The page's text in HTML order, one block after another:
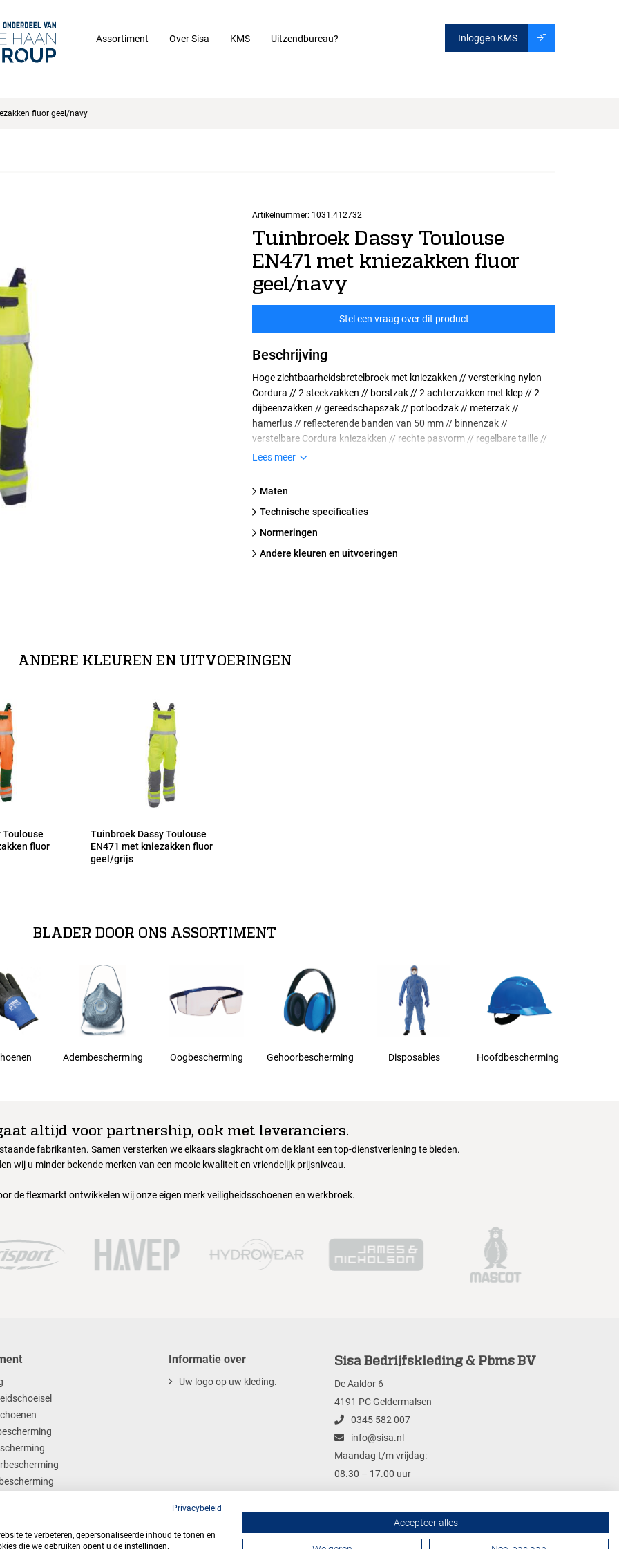
Assortiment Over Sisa KMS Uitzendbureau? Inloggen KMS
fluor geel/navy
Artikelnummer: 1031.412732
Tuinbroek Dassy Toulouse
EN471 met kniezakken fluor
geel/navy
Stel een vraag over dit product
Beschrijving
Hoge zichtbaarheidsbretelbroek met kniezakken // versterking nylon
Cordura // 2 steekzakken // borstzak // 2 achterzakken met klep // 2
dijbeenzakken // gereedschapszak // potloodzak // meterzak //
hamerlus // reflecterende banden van 50 mm // binnenzak //
verstelbare Cordura kniezakken // rechte pasvorm // regelbare taille //
reflecterende banden van 50 mm // drienaaldstiksel // brede zoom
Lees meer
Maten
technische specificaties
normeringen
Andere kleuren en uitvoeringen
ANDERE KLEUREN EN UITVOERINGEN
Toulouse
fluor
Tuinbroek Dassy Toulouse
EN471 met kniezakken fluor
geel/grijs
BLADER DOOR ONS ASSORTIMENT
Adembescherming Oogbescherming Gehoorbescherming Disposables Hoofdbescherming
altijd voor partnership, ook met leveranciers.
fabrikanten. Samen versterken we elkaars slagkracht om de klant een top-dienstverlening te bieden.
wij u minder bekende merken van een mooie kwaliteit en vriendelijk prijsniveau.
de flexmarkt ontwikkelen wij onze eigen merk veiligheidsschoenen en werkbroek.
Informatie over
Uw logo op uw kleding.
Sisa Bedrijfskleding & Pbms BV
De Aaldor 6
4191 PC Geldermalsen
0345 582 007
info@sisa.nl
Maandag t/m vrijdag:
08.30 – 17.00 uur
Contactformulier
Privacybeleid
te verbeteren, gepersonaliseerde inhoud te tonen en
die we gebruiken opent u de instellingen.
Accepteer alles